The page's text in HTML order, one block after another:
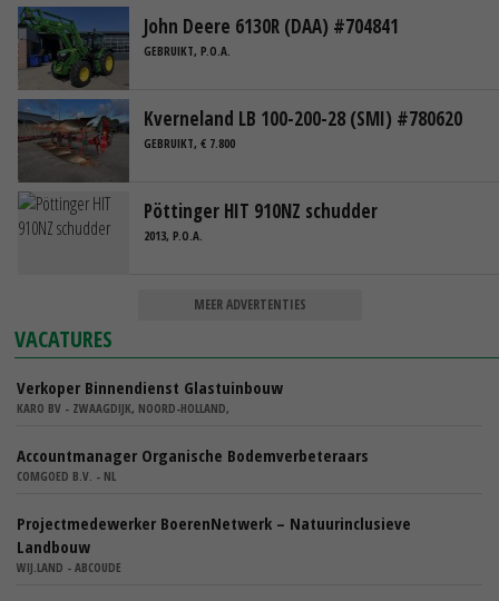
John Deere 6130R (DAA) #704841
GEBRUIKT, P.O.A.
Kverneland LB 100-200-28 (SMI) #780620
GEBRUIKT, € 7.800
Pöttinger HIT 910NZ schudder
2013, P.O.A.
MEER ADVERTENTIES
VACATURES
Verkoper Binnendienst Glastuinbouw
KARO BV - ZWAAGDIJK, NOORD-HOLLAND,
Accountmanager Organische Bodemverbeteraars
COMGOED B.V. - NL
Projectmedewerker BoerenNetwerk – Natuurinclusieve
Landbouw
WIJ.LAND - ABCOUDE